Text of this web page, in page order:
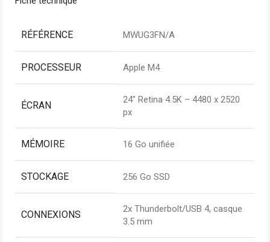
RÉFÉRENCE MWUG3FN/A
PROCESSEUR Apple M4
ÉCRAN
24″ Retina 4.5K – 4480 x 2520
px
MÉMOIRE 16 Go unifiée
STOCKAGE 256 Go SSD
CONNEXIONS
2x Thunderbolt/USB 4, casque
3.5 mm